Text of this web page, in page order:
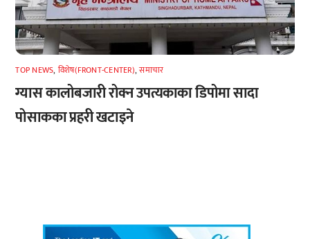
TOP NEWS, विशेष(FRONT-CENTER),समाचार
ग्यास कालोबजारी रोक्न उपत्यकाका डिपोमा सादा
पोसाकका प्रहरी खटाइने